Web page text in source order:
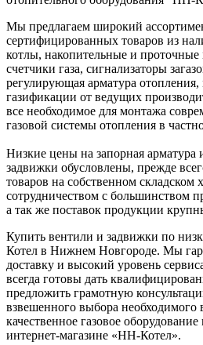
Мы предлагаем широкий
сертифицированных товаров из
котлы, накопительные и проточные
счетчики газа, сигнализаторы
регулирующая арматура
газификации от ведущих
все необходимое для монтажа
газовой системы отопления в
Низкие цены на запорная арматура
задвижки обусловлены, прежде
товаров на собственном складском
сотрудничеством с большинством
а так же поставок продукции
Купить вентили и задвижки по
Котел в Нижнем Новгороде. Мы
доставку и высокий уровень
всегда готовы дать
предложить грамотную
взвешенного выбора необходимого
качественное газовое
интернет-магазине «НН-Котел».